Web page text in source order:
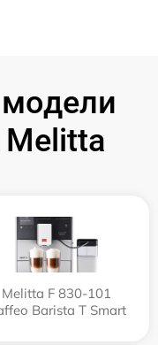
Melitta F 830-101
Barista T Smart